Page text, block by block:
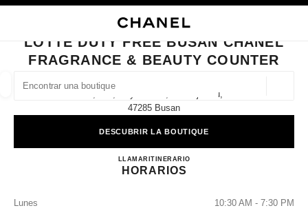
BUSCAR UNA BOUTIQUE
las sugerencias se muestran debajo de esta barra de búsqueda
0 Sugerencias disponibles
CERRAR TARJETA DE BOUTIQUE LOTTE DUTY FREE BUSAN CHANEL
LOTTE DUTY FREE BUSAN CHANEL
FRAGRANCE & BEAUTY COUNTER
8f, 772, Gaya-Daero, Busanjin-Gu,
47285 Busan
DESCUBRIR LA BOUTIQUE
LLAMAR+82 51 810 3843
ITINERARIOLotte Duty Free Busan
HORARIOS
Lunes
10:30 AM - 7:30 PM
filtros
resultado de los filtros por: